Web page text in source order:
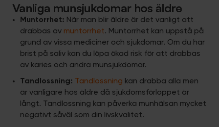
Vanliga munsjukdomar hos äldre
Muntorrhet: När man blir äldre är det vanligt att
drabbas av muntorrhet. Muntorrhet kan uppstå på
grund av vissa mediciner och sjukdomar. Om du har
brist på saliv kan du löpa ökad risk för att drabbas
av karies och andra munsjukdomar.
Tandlossning: Tandlossning kan drabba alla men
är vanligare hos äldre då sjukdomsförloppet är
långt. Tandlossning kan påverka munhälsan mycket
negativt såväl som din livskvalitet.